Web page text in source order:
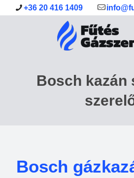
+36 20 416 1409
Bosch kazán
Bosch